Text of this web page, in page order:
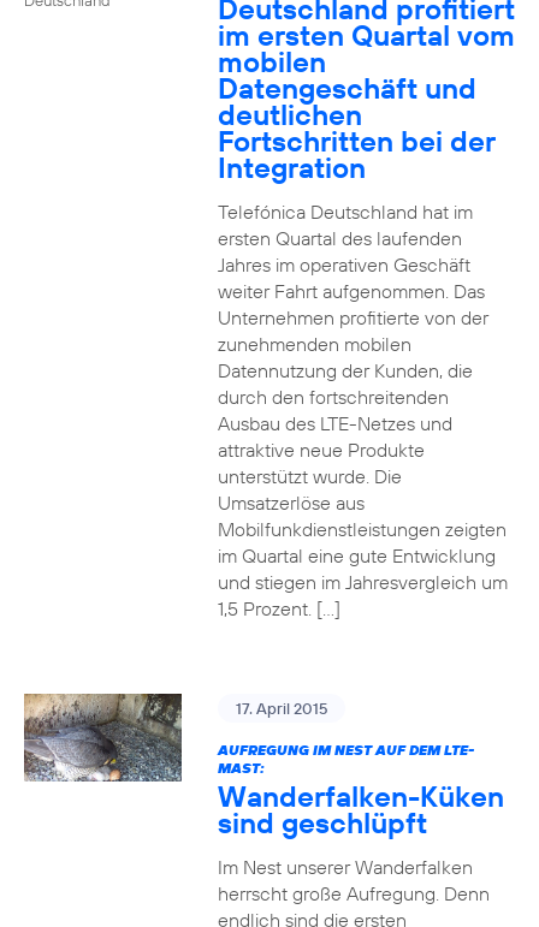
Deutschland profitiert
im ersten Quartal vom
mobilen
Datengeschäft und
deutlichen
Fortschritten bei der
Integration
Telefónica Deutschland hat im
ersten Quartal des laufenden
Jahres im operativen Geschäft
weiter Fahrt aufgenommen. Das
Unternehmen profitierte von der
zunehmenden mobilen
Datennutzung der Kunden, die
durch den fortschreitenden
Ausbau des LTE-Netzes und
attraktive neue Produkte
unterstützt wurde. Die
Umsatzerlöse aus
Mobilfunkdienstleistungen zeigten
im Quartal eine gute Entwicklung
und stiegen im Jahresvergleich um
1,5 Prozent. […]
17. April 2015
AUFREGUNG IM NEST AUF DEM LTE-
MAST:
Wanderfalken-Küken
sind geschlüpft
Im Nest unserer Wanderfalken
herrscht große Aufregung. Denn
endlich sind die ersten